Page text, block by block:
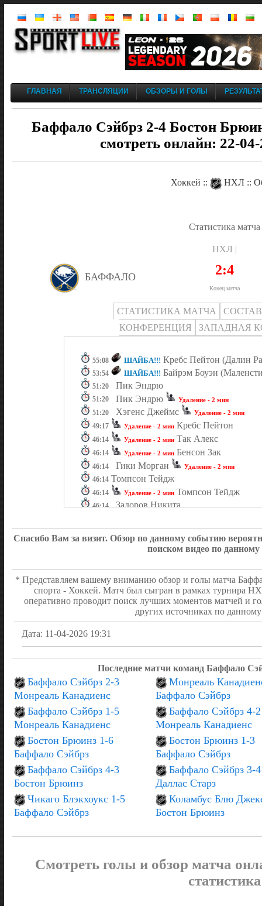
ГЛАВНАЯ ТРАНСЛЯЦИИ ОБЗОРЫ И ГОЛЫ
Баффало Сэйбрз 2-4 Бостон
смотреть онлайн: 22-
Хоккей :: НХЛ ::
Статистика матча
НХЛ |
БАФФАЛО 2:4
Конец матча
СТАТИСТИКА МАТЧА
КОНФЕРЕНЦИЯ
ЗАПАДНАЯ
55:08 ШАЙБА!!! Кребс Пейтон (Далин
53:54 ШАЙБА!!! Байрэм Боуэн
51:20 Пик Эндрю
51:20 Пик Эндрю Удаление - 2 мин
51:20 Хэгенс Джеймс Удаление - 2 мин
49:17 Удаление - 2 мин Кребс Пейтон
46:14 Удаление - 2 мин Так Алекс
46:14 Удаление - 2 мин Бенсон Зак
46:14 Гики Морган Удаление - 2 мин
46:14 Томпсон Тейдж
46:14 Удаление - 2 мин Томпсон Тейдж
46:14Задоров Никита
Стэнли Логан
Удаление - 2 минМаленстин Бек
42:26Макэвой Чарли Удаление - 2 мин
42:26Макэвой Чарли
40:160:4 Арвидссон Виктор ШАЙБА!!!
Аспирот Джонатан)
38:100:3 Заха Павел ШАЙБА!!!
ТРЕТИЙ ПЕРИОД
37:55 Удаление - 2 минТомпсон Тейдж
36:290:2 Гики Морган ШАЙБА!!!
29:59Жанно Таннер Удаление - 2 мин
27:38 Удаление - 2 минБайрэм Боуэн
24:540:1 Арвидссон Виктор ШАЙБА!!!
Миттельштадт Кейси)
19:29Пастрняк Давид Удаление - 2 мин
ВТОРОЙ ПЕРИОД
10:40 Удаление - 2 мин Тимминс Конор
Удаление - 2 мин Доан Джош
04:10 Удаление - 2 минМаленстин Бек
Задоров Никита Удаление - 2 мин
04:10 Задоров Никита Удаление - 2 мин
Линдхольм Элиас Удаление - 2 мин
Спасибо Вам за визит. Обзор по данному событию
поиском видео по
* Представляем вашему вниманию обзор и голы матча
спорта - Хоккей. Матч был сыгран в рамках турнира
оперативно проводит поиск лучших моментов матчей и
других источниках по
Дата: 11-04-2026 19:31
Последние матчи команд Баффало
Баффало Сэйбрз 2-3
Монреаль Канадиенс
Монреаль
Баффало Сэйбрз
Баффало Сэйбрз 1-5
Монреаль Канадиенс
Баффало Сэйбрз 4-2
Монреаль Канадиенс
Бостон Брюинз 1-6
Баффало Сэйбрз
Бостон Брюинз 1-3
Баффало Сэйбрз
Баффало Сэйбрз 4-3
Бостон Брюинз
Баффало Сэйбрз 3-4
Даллас Старз
Чикаго Блэкхоукс 1-5
Баффало Сэйбрз
Коламбус Блю
Бостон Брюинз
Смотреть голы и обзор матча
статистика